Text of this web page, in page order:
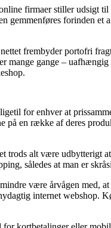
firmaer stiller udsigt
gemmenføres forinden et
frembyder portofri
mange gange –
for enhver at
på en række af deres
trods alt være udbytterigt
således at man er
være årvågen med,
internet webshop.